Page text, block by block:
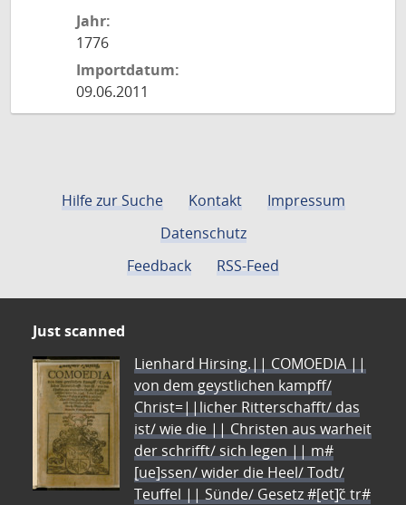
Jahr:
1776
Importdatum:
09.06.2011
Hilfe zur Suche Kontakt
Impressum
Datenschutz
Feedback
RSS-Feed
Just scanned
Lienhard Hirsing.|| COMOEDIA ||
von dem geystlichen kampff/
Christ=||licher Ritterschafft/ das
ist/ wie die || Christen aus warheit
der schrifft/ sich legen || m#
[ue]ssen/ wider die Heel/ Todt/
Teuffel || Sünde/ Gesetz #[et]c̃ tr#